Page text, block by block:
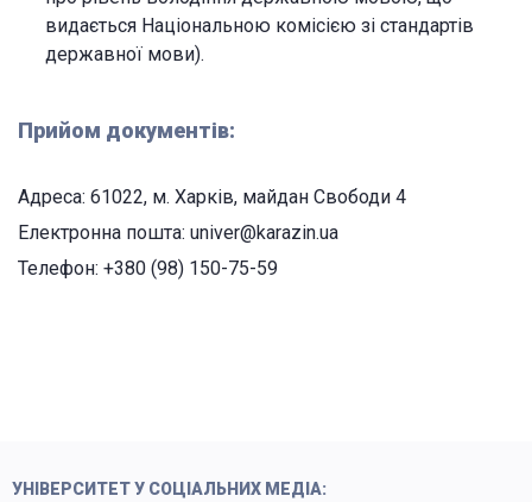
видається Національною комісією зі стандартів
державної мови).
Прийом документів:
Адреса: 61022, м. Харків, майдан Свободи 4
Електронна пошта: univer@karazin.ua
Телефон: +380 (98) 150-75-59
УНІВЕРСИТЕТ У СОЦІАЛЬНИХ МЕДІА: